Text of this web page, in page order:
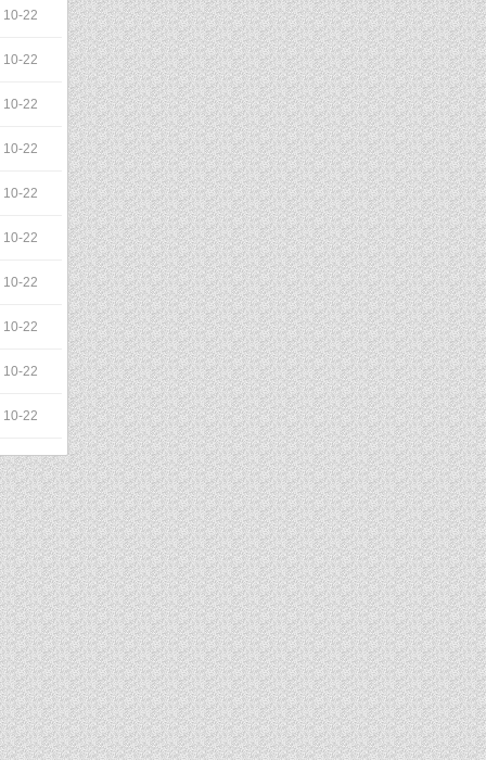
10-22
10-22
10-22
10-22
10-22
10-22
10-22
10-22
10-22
10-22